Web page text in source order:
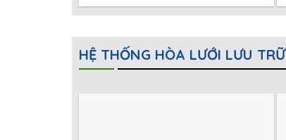
HỆ THỐNG HÒA LƯỚI LƯU TRỮ